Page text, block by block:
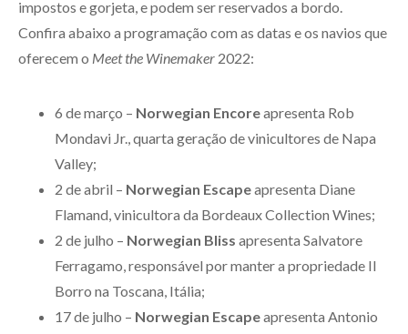
impostos e gorjeta, e podem ser reservados a bordo.
Confira abaixo a programação com as datas e os navios que
oferecem o Meet the Winemaker 2022:
6 de março – Norwegian Encoreapresenta Rob
Mondavi Jr., quarta geração de vinicultores de Napa
Valley;
2 de abril – Norwegian Escapeapresenta Diane
Flamand, vinicultora da Bordeaux Collection Wines;
2 de julho – Norwegian Bliss apresenta Salvatore
Ferragamo, responsável por manter a propriedade Il
Borro na Toscana, Itália;
17 de julho – Norwegian Escapeapresenta Antonio